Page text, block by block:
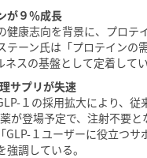
が９％成長
健康志向を背景に、プロ
テーン氏は「プロテイン
スの基盤として定着して
サプリが失速
１の採用拡大により、
が登場予定で、注射不要
GLP-１ユーザーに役立つ
調している。